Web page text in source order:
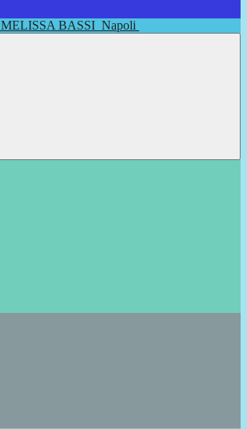
MELISSA BASSI Napoli